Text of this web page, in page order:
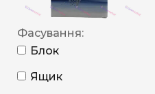
Фасування:
Блок
Ящик